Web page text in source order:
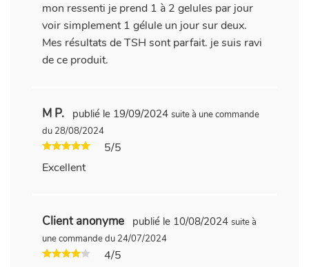
mon ressenti je prend 1 à 2 gelules par jour
voir simplement 1 gélule un jour sur deux.
Mes résultats de TSH sont parfait. je suis ravi
de ce produit.
M P. publié le 19/09/2024suite à une commande
du 28/08/2024
5/5
Excellent
Client anonyme publié le 10/08/2024suite à
une commande du 24/07/2024
4/5